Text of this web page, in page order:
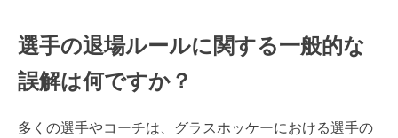
選手の退場ルールに関する一般的な
誤解は何ですか？
多くの選手やコーチは、グラスホッケーにおける選手の